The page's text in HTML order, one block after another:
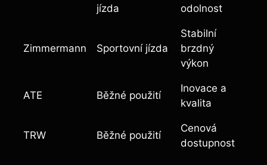
jízda
odolnost
Zimmermann Sportovní jízda
Stabilní
brzdný
výkon
ATE Běžné použití
Inovace a
kvalita
TRW Běžné použití
Cenová
dostupnost